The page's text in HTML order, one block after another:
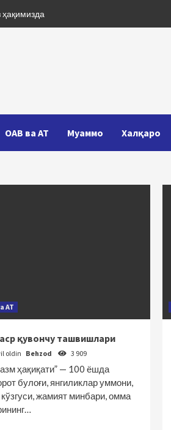
ҳақимизда
ОАВ ва АТ Муаммо Халқаро
AT
қувончу ташвишлари
oldin Behzod 3 909
ҳақиқати” — 100 ёшда
булоғи, янгиликлар уммони,
кўзгуси, жамият минбари, омма